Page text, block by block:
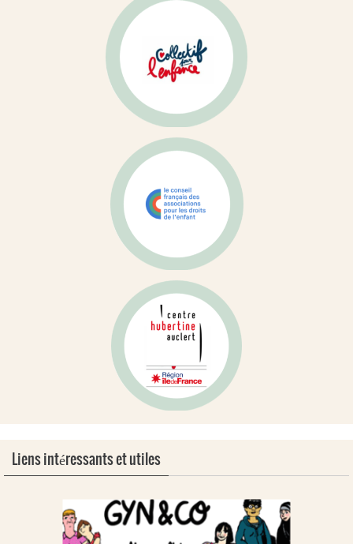
Liens intéressants et utiles